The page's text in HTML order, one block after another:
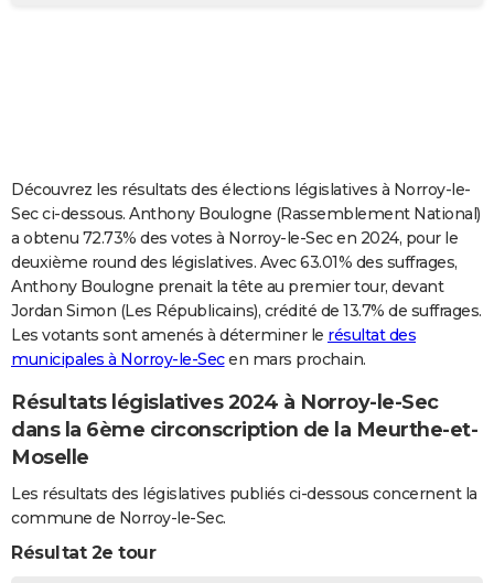
Carte de Noël
Carte Bonne année
Carte Saint-Valentin
Carte Pâques
Carte d'anniversaire
DICTIONNAIRE
Dictionnaire
Biographies
Citations
Expressions
Proverbes
COPAINS D'AVANT
S'inscrire
Se connecter
Lycées
Collèges
Primaires
Universités
Entreprises
Service militaire
Avis de recherche
AVIS DE DÉCÈS
Bricolage
Lifestyle
Culture
Sport
Auto
Television
Voyage
Cinema
Découvrez les résultats des élections législatives à Norroy-le-
Sec ci-dessous. Anthony Boulogne (Rassemblement National)
a obtenu 72.73% des votes à Norroy-le-Sec en 2024, pour le
deuxième round des législatives. Avec 63.01% des suffrages,
Anthony Boulogne prenait la tête au premier tour, devant
Jordan Simon (Les Républicains), crédité de 13.7% de suffrages.
Les votants sont amenés à déterminer le résultat des
municipales à Norroy-le-Secen mars prochain.
Résultats législatives 2024 à Norroy-le-Sec
dans la 6ème circonscription de la Meurthe-et-
Moselle
Les résultats des législatives publiés ci-dessous concernent la
commune de Norroy-le-Sec.
Résultat 2e tour